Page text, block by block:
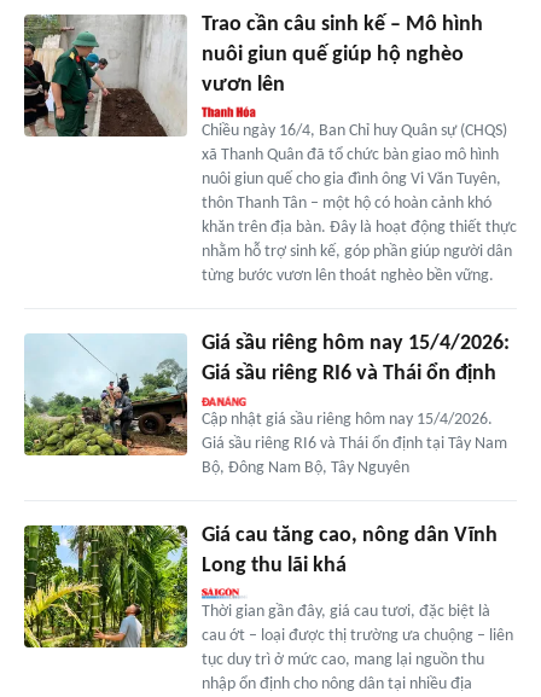
Trao cần câu sinh kế – Mô hình
nuôi giun quế giúp hộ nghèo
vươn lên
Chiều ngày 16/4, Ban Chỉ huy Quân sự (CHQS)
xã Thanh Quân đã tổ chức bàn giao mô hình
nuôi giun quế cho gia đình ông Vi Văn Tuyên,
thôn Thanh Tân – một hộ có hoàn cảnh khó
khăn trên địa bàn. Đây là hoạt động thiết thực
nhằm hỗ trợ sinh kế, góp phần giúp người dân
từng bước vươn lên thoát nghèo bền vững.
Giá sầu riêng hôm nay 15/4/2026:
Giá sầu riêng RI6 và Thái ổn định
Cập nhật giá sầu riêng hôm nay 15/4/2026.
Giá sầu riêng RI6 và Thái ổn định tại Tây Nam
Bộ, Đông Nam Bộ, Tây Nguyên
Giá cau tăng cao, nông dân Vĩnh
Long thu lãi khá
Thời gian gần đây, giá cau tươi, đặc biệt là
cau ớt – loại được thị trường ưa chuộng – liên
tục duy trì ở mức cao, mang lại nguồn thu
nhập ổn định cho nông dân tại nhiều địa